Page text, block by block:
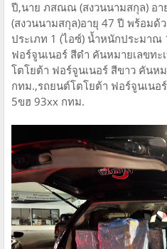
ปี,นาย ภสณณ (สงวนนามสกุล) อา
(สงวนนามสกุล)อายุ 47 ปี พร้อมด้
ประเภท 1 (ไอซ์) น้ำหนักประมาณ
ฟอร์จูนเนอร์ สีดำ คันหมายเลขท
โตโยต้า ฟอร์จูนเนอร์ สีขาว คันห
กทม.,รถยนต์โตโยต้า ฟอร์จูนเนอ
5ขฮ 93xx กทม.